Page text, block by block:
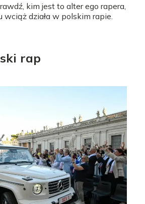
kim jest to alter ego rapera,
wciąż działa w polskim rapie.
rap